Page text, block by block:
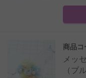
商品コ
メッ
（ブ